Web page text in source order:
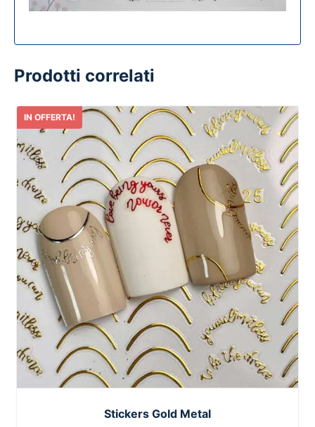
Prodotti correlati
IN OFFERTA!
Stickers Gold Metal